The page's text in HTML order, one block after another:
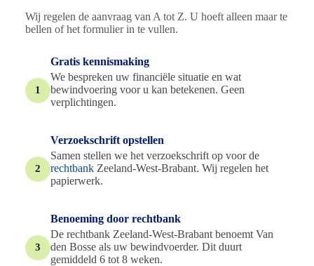
Wij regelen de aanvraag van A tot Z. U hoeft alleen maar te
bellen of het formulier in te vullen.
1
Gratis kennismaking
We bespreken uw financiële situatie en wat
bewindvoering voor u kan betekenen. Geen
verplichtingen.
2
Verzoekschrift opstellen
Samen stellen we het verzoekschrift op voor de
rechtbank Zeeland-West-Brabant. Wij regelen het
papierwerk.
3
Benoeming door rechtbank
De rechtbank Zeeland-West-Brabant benoemt Van
den Bosse als uw bewindvoerder. Dit duurt
gemiddeld 6 tot 8 weken.